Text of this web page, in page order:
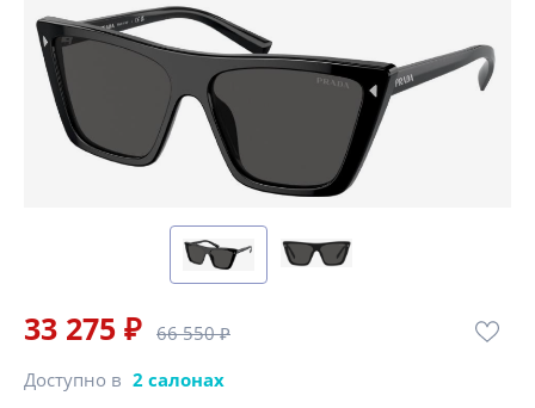
33 275 ₽ 66 550 ₽
Доступно в 2 салонах